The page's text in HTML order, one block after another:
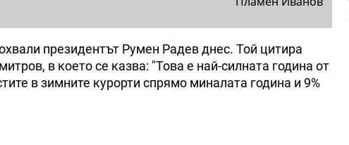
президентът Румен Радев днес. Той цитира
в което се казва: "Това е най-силната година от
в зимните курорти спрямо миналата година и 9%